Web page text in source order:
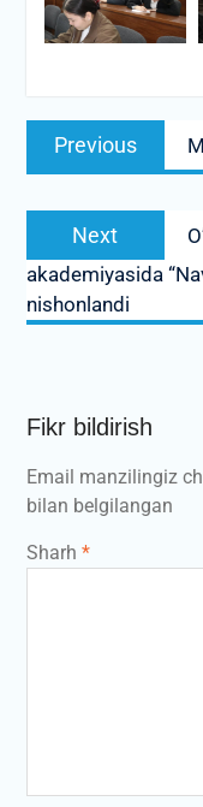
Post
menyusi
Previous
Next
akademiyasida
nishonlandi
Fikr bildirish
Email manzilingiz
bilan belgilangan
Sharh *